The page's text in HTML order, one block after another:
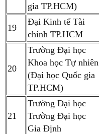
gia TP.HCM)
19
Đại Kinh tế Tài
chính TP.HCM
20
Trường Đại học
Khoa học Tự nhiên
(Đại học Quốc gia
TP.HCM)
21
Trường Đại học
Trường Đại học
Gia Định